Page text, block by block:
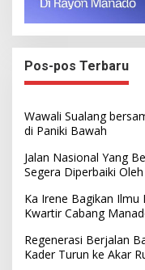
Pos-pos Terbaru
Wawali Sualang
di Paniki Bawah
Jalan Nasional Yang
Segera Diperbaiki Oleh
Ka Irene Bagikan Ilmu
Kwartir Cabang
Regenerasi Berjalan
Kader Turun ke Akar